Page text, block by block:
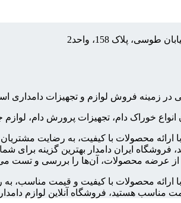
پلاک 158، واحد2
در زمینه فروش لوازم و تجهیزات
انواع خوراک دام، تجهیزات پرورش دام،
ارائه محصولات با کیفیت، به رضایت
ایران دامدار بهترین گزینه برای
از عرضه محصولات، آن‌ها را بررسی و تست
با ارائه محصولات با کیفیت و قیمت
مناسب هستید، فروشگاه آنلاین لوازم